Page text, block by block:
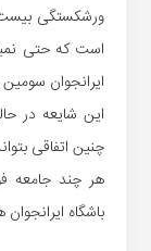
ورشکستگی بیست
است که حتی
ایرانجوان
این شایعه در
چنین اتفاقی
هر چند جامعه
باشگاه